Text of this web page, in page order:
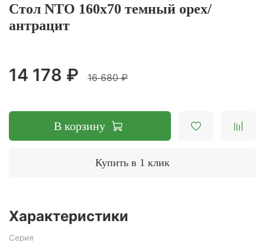
Стол NTO 160x70 темный орех/
антрацит
14 178 ₽ 16 680 ₽
В корзину
Купить в 1 клик
Характеристики
Серия